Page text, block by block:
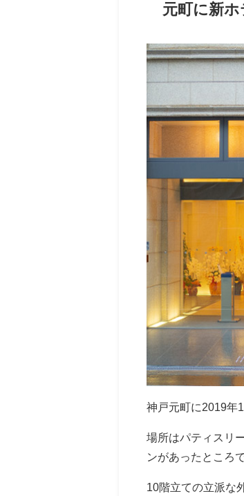
元町に新
神戸元町に2019年
場所はパティスリ
ンがあったところで
10階立ての立派な